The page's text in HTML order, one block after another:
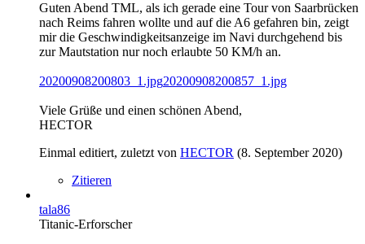
Guten Abend TML, als ich gerade eine Tour von Saarbrücken
nach Reims fahren wollte und auf die A6 gefahren bin, zeigt
mir die Geschwindigkeitsanzeige im Navi durchgehend bis
zur Mautstation nur noch erlaubte 50 KM/h an.
20200908200803_1.jpg20200908200857_1.jpg
Viele Grüße und einen schönen Abend,
HECTOR
Einmal editiert, zuletzt von HECTOR (8. September 2020)
Zitieren
tala86
Titanic-Erforscher